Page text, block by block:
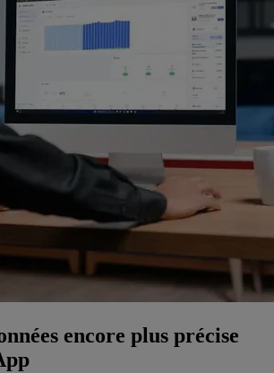
encore plus précise